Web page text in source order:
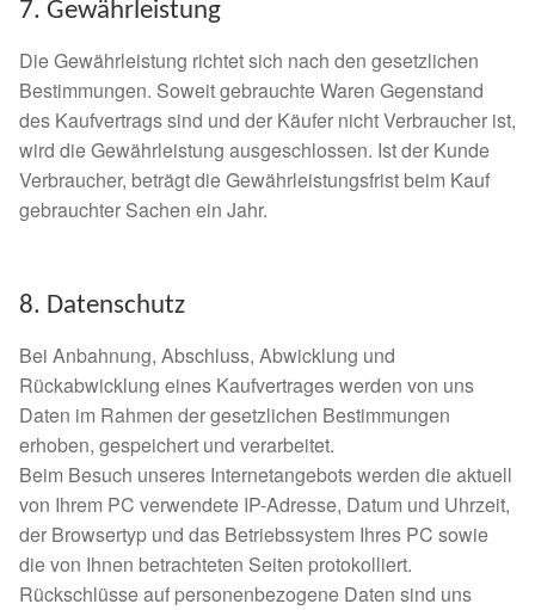
Glückliche Fellnasen
Happy End Stories
Regenbogenbrücke
Aktuelles
Kreativprojekte
Unsere Partnertierheime
Partnertierheim La Linea in Spanien
Aktion „Hilfe La Linea“
7. Gewährleistung
Die Gewährleistung richtet sich nach den gesetzlichen
Bestimmungen. Soweit gebrauchte Waren Gegenstand
des Kaufvertrags sind und der Käufer nicht Verbraucher ist,
wird die Gewährleistung ausgeschlossen. Ist der Kunde
Verbraucher, beträgt die Gewährleistungsfrist beim Kauf
gebrauchter Sachen ein Jahr.
8. Datenschutz
Bei Anbahnung, Abschluss, Abwicklung und
Rückabwicklung eines Kaufvertrages werden von uns
Daten im Rahmen der gesetzlichen Bestimmungen
erhoben, gespeichert und verarbeitet.
Beim Besuch unseres Internetangebots werden die aktuell
von Ihrem PC verwendete IP-Adresse, Datum und Uhrzeit,
der Browsertyp und das Betriebssystem Ihres PC sowie
die von Ihnen betrachteten Seiten protokolliert.
Rückschlüsse auf personenbezogene Daten sind uns